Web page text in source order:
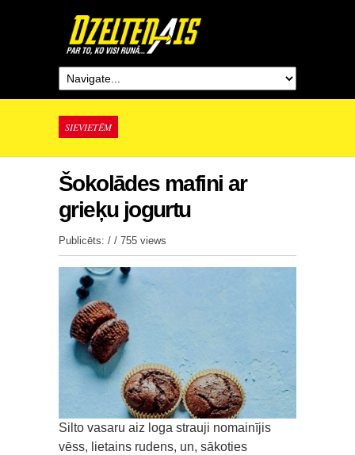
SIEVIETĒM
Šokolādes mafini ar
grieķu jogurtu
Publicēts: / / 755 views
Silto vasaru aiz loga strauji nomainījis
vēss, lietains rudens, un, sākoties